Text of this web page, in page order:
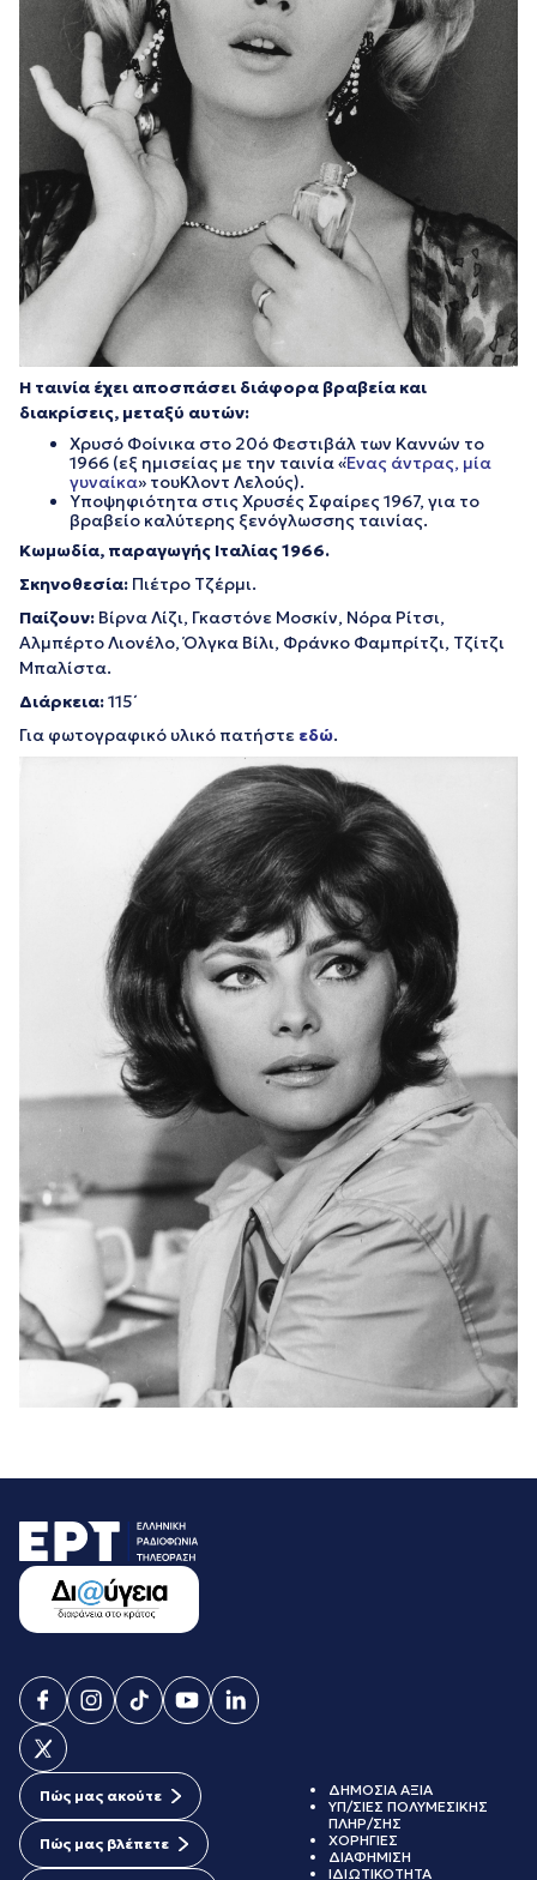
Η ταινία έχει αποσπάσει διάφορα βραβεία και
διακρίσεις, μεταξύ αυτών:
Χρυσό Φοίνικα στο 20ό Φεστιβάλ των Καννών το
1966 (εξ ημισείας με την ταινία «Ένας άντρας, μία
γυναίκα» τουΚλοντ Λελούς).
Υποψηφιότητα στις Χρυσές Σφαίρες 1967, για το
βραβείο καλύτερης ξενόγλωσσης ταινίας.
Κωμωδία, παραγωγής Ιταλίας 1966.
Σκηνοθεσία: Πιέτρο Τζέρμι.
Παίζουν: Βίρνα Λίζι, Γκαστόνε Μοσκίν, Νόρα Ρίτσι,
Αλμπέρτο Λιονέλο, Όλγκα Βίλι, Φράνκο Φαμπρίτζι, Τζίτζι
Μπαλίστα.
Διάρκεια:115΄
Για φωτογραφικό υλικό πατήστε εδώ.
Πώς μας ακούτε
Πώς μας βλέπετε
ΔΗΜΟΣΙΑ ΑΞΙΑ
ΥΠ/ΣΙΕΣ ΠΟΛΥΜΕΣΙΚΗΣ
ΠΛΗΡ/ΣΗΣ
ΧΟΡΗΓΙΕΣ
ΔΙΑΦΗΜΙΣΗ
ΙΔΙΩΤΙΚΟΤΗΤΑ